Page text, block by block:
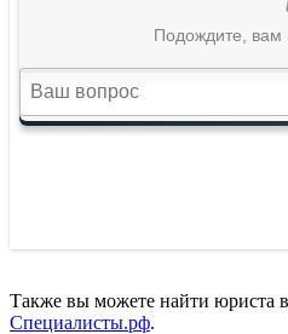
Также вы можете найти юриста
Специалисты.рф.